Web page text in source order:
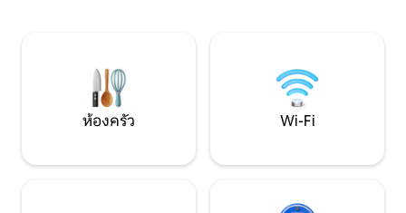
ล้อมอย่างสมบูรณ์สำหรับสัตว์เลี้ยง
ที่สุด!
ห้องครัว Wi-Fi